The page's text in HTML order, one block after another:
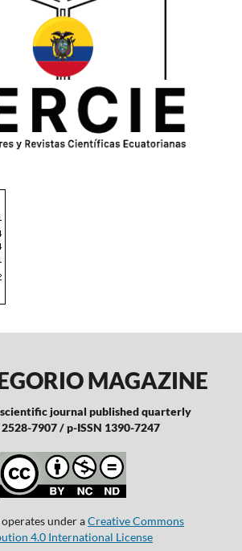
MAGAZINE
scientific journal published quarterly
2528-7907 / p-ISSN 1390-7247
under aCreative Commons
4.0 International License